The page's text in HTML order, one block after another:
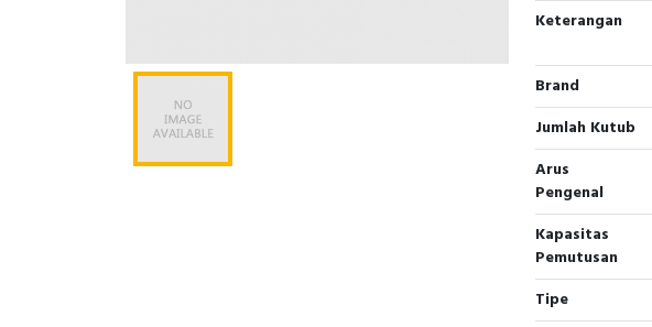
Keterangan
Brand
Jumlah Kutub
Arus
Pengenal
Kapasitas
Pemutusan
Tipe